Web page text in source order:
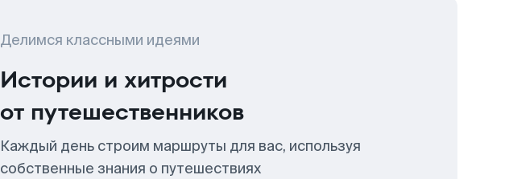
Делимся классными идеями
Истории и хитрости
от путешественников
Каждый день строим маршруты для вас, используя
собственные знания о путешествиях